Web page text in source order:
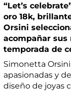
“Let’s
oro 18k,
Orsini
acompañar sus
temporada de
Simonetta
apasionadas y
diseño de joyas